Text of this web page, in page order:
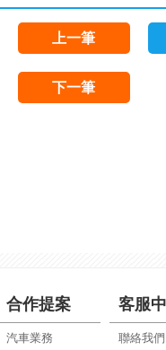
上一筆
下一筆
合作提案
汽車業務
客服
聯絡我們